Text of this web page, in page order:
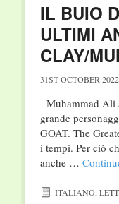
IL BUIO
ULTIMI
CLAY/
31ST OCTOBER 2022
Muhammad Ali
grande
GOAT. The
i tempi. Per ciò
anche …
ITALIANO,